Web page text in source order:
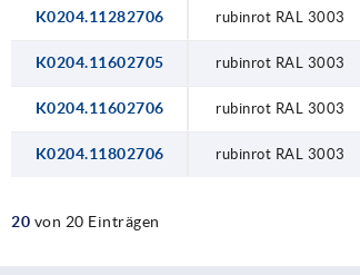
K0204.11282706 rubinrot RAL 3003
K0204.11602705 rubinrot RAL 3003
K0204.11602706 rubinrot RAL 3003
K0204.11802706 rubinrot RAL 3003
20 von 20 Einträgen